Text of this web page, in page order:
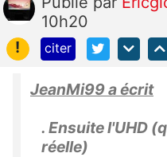
10h20
!
citer
JeanMi99 a écrit
. Ensuite l'UHD
réelle)